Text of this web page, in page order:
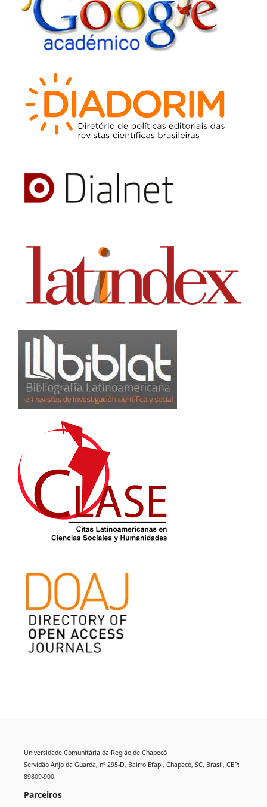
Universidade Comunitária da Região de Chapecó
Servidão Anjo da Guarda, nº 295-D, Bairro Efapi, Chapecó, SC, Brasil, CEP:
89809-900.
Parceiros